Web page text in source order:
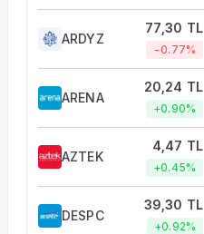
ARDYZ
77,30 TL
-0.77%
ARENA
20,24 TL
+0.90%
AZTEK
4,47 TL
+0.45%
DESPC
39,30 TL
+0.92%